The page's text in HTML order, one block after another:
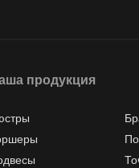
продукция